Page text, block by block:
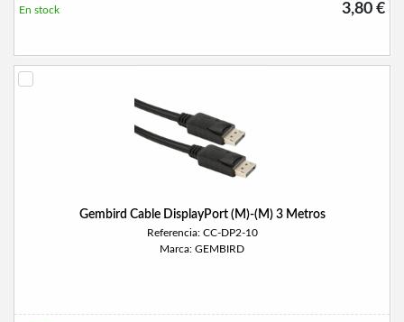
3,80 €
En stock
Gembird Cable DisplayPort (M)-(M) 3 Metros
Referencia: CC-DP2-10
Marca: GEMBIRD